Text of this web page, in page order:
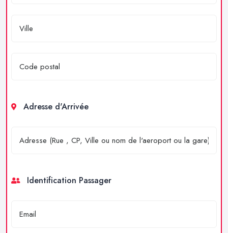
Adresse d'Arrivée
Identification Passager